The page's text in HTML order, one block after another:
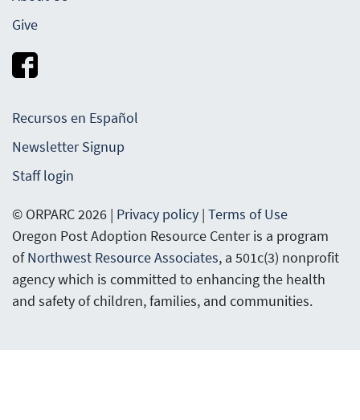
Give
Recursos en Español
Newsletter Signup
Staff login
© ORPARC 2026 | Privacy policy | Terms of Use
Oregon Post Adoption Resource Center is a program
of Northwest Resource Associates, a 501c(3) nonprofit
agency which is committed to enhancing the health
and safety of children, families, and communities.